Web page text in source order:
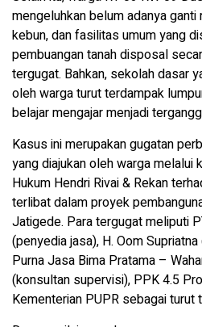
mengeluhkan belum adanya
kebun, dan fasilitas umum yang
pembuangan tanah disposal
tergugat. Bahkan, sekolah dasar
oleh warga turut terdampak
belajar mengajar menjadi
Kasus ini merupakan gugatan
yang diajukan oleh warga melalui
Hukum Hendri Rivai & Rekan
terlibat dalam proyek
Jatigede. Para tergugat meliputi
(penyedia jasa), H. Oom
Purna Jasa Bima Pratama –
(konsultan supervisi), PPK 4.5
Kementerian PUPR sebagai turut